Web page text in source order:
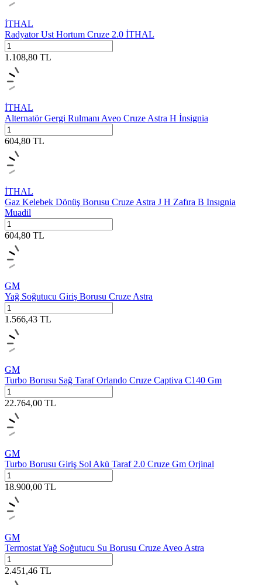
İTHAL
Radyator Ust Hortum Cruze 2.0 İTHAL
1.108,80 TL
İTHAL
Alternatör Gergi Rulmanı Aveo Cruze Astra H İnsignia
604,80 TL
İTHAL
Gaz Kelebek Dönüş Borusu Cruze Astra J H Zafıra B Insıgnia
Muadil
604,80 TL
GM
Yağ Soğutucu Giriş Borusu Cruze Astra
1.566,43 TL
GM
Turbo Borusu Sağ Taraf Orlando Cruze Captiva C140 Gm
22.764,00 TL
GM
Turbo Borusu Giriş Sol Akü Taraf 2.0 Cruze Gm Orjinal
18.900,00 TL
GM
Termostat Yağ Soğutucu Su Borusu Cruze Aveo Astra
2.451,46 TL